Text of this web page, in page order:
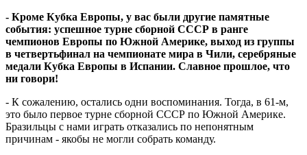
- Кроме Кубка Европы, у вас были другие памятные
события: успешное турне сборной СССР в ранге
чемпионов Европы по Южной Америке, выход из группы
в четвертьфинал на чемпионате мира в Чили, серебряные
медали Кубка Европы в Испании. Славное прошлое, что
ни говори!
- К сожалению, остались одни воспоминания. Тогда, в 61-м,
это было первое турне сборной СССР по Южной Америке.
Бразильцы с нами играть отказались по непонятным
причинам - якобы не могли собрать команду.